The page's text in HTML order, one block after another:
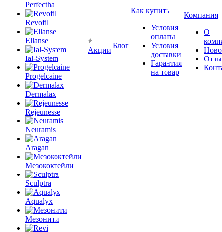
Perfectha
Revofil
Ellanse
Ial-System
Progelcaine
Dermalax
Rejeunesse
Neuramis
Aragan
Мезококтейли
Sculptra
Aqualyx
Мезонити
Акции
Блог
Как купить
Условия
оплаты
Условия
доставки
Гарантия
на товар
Компания
О